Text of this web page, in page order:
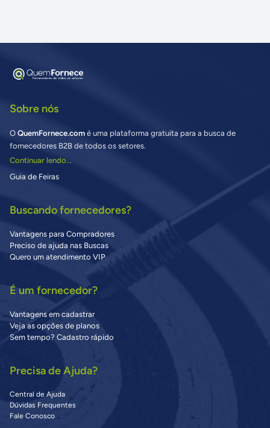
Sobre nós
O QuemFornece.com é uma plataforma gratuita para a busca de
fornecedores B2B de todos os setores.
Continuar lendo...
Guia de Feiras
Buscando fornecedores?
Vantagens para Compradores
Preciso de ajuda nas Buscas
Quero um atendimento VIP
É um fornecedor?
Vantagens em cadastrar
Veja as opções de planos
Sem tempo? Cadastro rápido
Precisa de Ajuda?
Central de Ajuda
Dúvidas Frequentes
Fale Conosco